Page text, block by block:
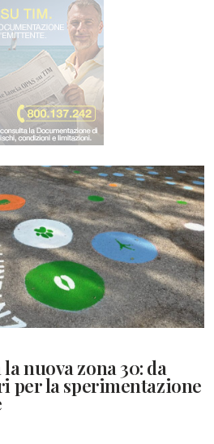
nuova zona 30: da
per la sperimentazione